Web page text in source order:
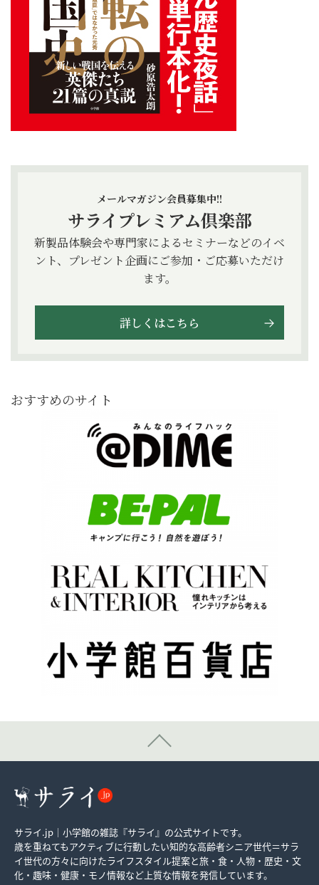
メールマガジン会員募集中!!
サライプレミアム倶楽部
新製品体験会や専門家によるセミナーなどのイベ
ント、プレゼント企画にご参加・ご応募いただけ
ます。
詳しくはこちら
おすすめのサイト
サライ.jp｜小学館の雑誌『サライ』の公式サイトです。
歳を重ねてもアクティブに行動したい知的な高齢者シニア世代＝サラ
イ世代の方々に向けたライフスタイル提案と旅・食・人物・歴史・文
化・趣味・健康・モノ情報など上質な情報を発信しています。